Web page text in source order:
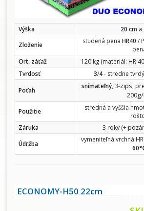
Výška 20 cm a
Zloženie
studená pena HR40 /
Ort. záťaž
120 kg (materiál: HR 40
Tvrdosť
3/4- stredne
Poťah
snímateľný, 3-zips,
200
Použitie
stredná a vyššia
Záruka
3 roky (+
Údržba
vymeniteľná vrchná
60
ECONOMY-H50 22cm